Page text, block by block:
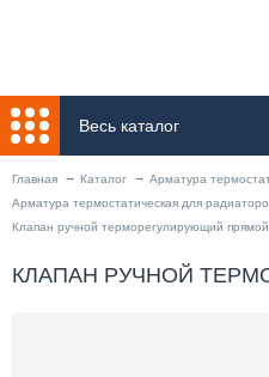
Весь каталог
Главная Каталог
Арматура
Арматура термостатическая для
Клапан ручной терморегулирующий
КЛАПАН РУЧНОЙ